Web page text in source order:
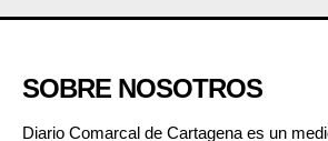
SOBRE NOSOTROS
Diario Comarcal de Cartagena es un